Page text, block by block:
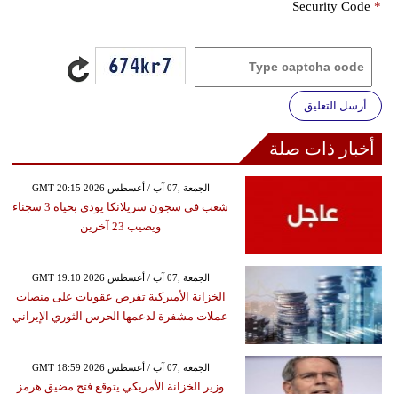
Security Code *
أرسل التعليق
أخبار ذات صلة
GMT 20:15 2026 الجمعة ,07 آب / أغسطس
شغب في سجون سريلانكا يودي بحياة 3 سجناء
ويصيب 23 آخرين
GMT 19:10 2026 الجمعة ,07 آب / أغسطس
الخزانة الأميركية تفرض عقوبات على منصات
عملات مشفرة لدعمها الحرس الثوري الإيراني
GMT 18:59 2026 الجمعة ,07 آب / أغسطس
وزير الخزانة الأمريكي يتوقع فتح مضيق هرمز